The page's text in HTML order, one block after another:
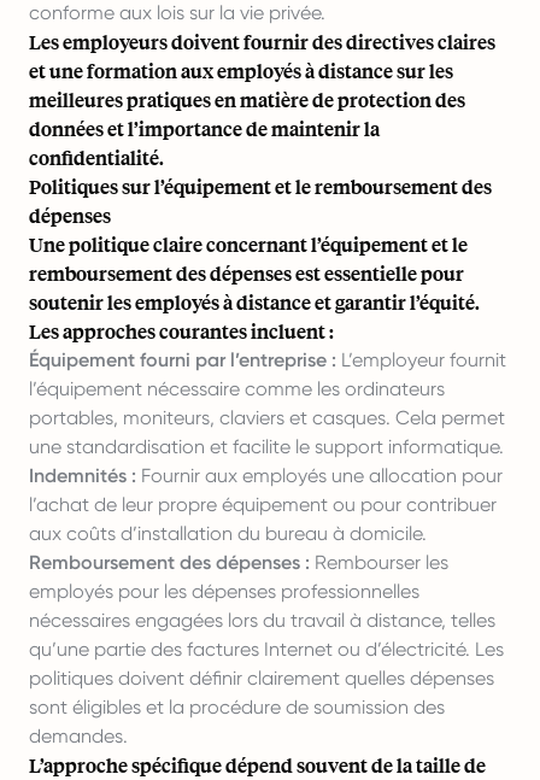
conforme aux lois sur la vie privée.
Les employeurs doivent fournir des directives claires
et une formation aux employés à distance sur les
meilleures pratiques en matière de protection des
données et l’importance de maintenir la
confidentialité.
Politiques sur l’équipement et le remboursement des
dépenses
Une politique claire concernant l’équipement et le
remboursement des dépenses est essentielle pour
soutenir les employés à distance et garantir l’équité.
Les approches courantes incluent :
Équipement fourni par l’entreprise : L’employeur fournit
l’équipement nécessaire comme les ordinateurs
portables, moniteurs, claviers et casques. Cela permet
une standardisation et facilite le support informatique.
Indemnités : Fournir aux employés une allocation pour
l’achat de leur propre équipement ou pour contribuer
aux coûts d’installation du bureau à domicile.
Remboursement des dépenses : Rembourser les
employés pour les dépenses professionnelles
nécessaires engagées lors du travail à distance, telles
qu’une partie des factures Internet ou d’électricité. Les
politiques doivent définir clairement quelles dépenses
sont éligibles et la procédure de soumission des
demandes.
L’approche spécifique dépend souvent de la taille de